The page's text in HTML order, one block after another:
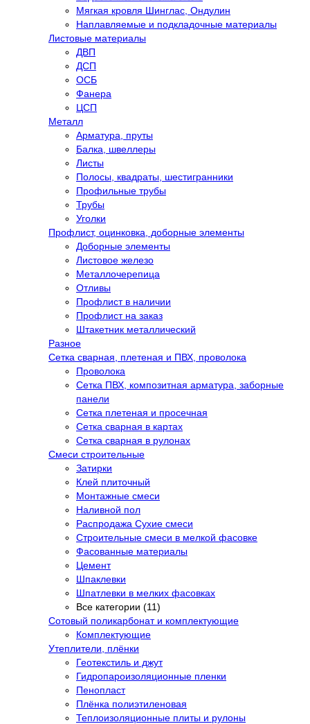
Мягкая кровля Шинглас, Ондулин
Наплавляемые и подкладочные материалы
Листовые материалы
ДВП
ДСП
ОСБ
Фанера
ЦСП
Металл
Арматура, пруты
Балка, швеллеры
Листы
Полосы, квадраты, шестигранники
Профильные трубы
Трубы
Уголки
Профлист, оцинковка, доборные элементы
Доборные элементы
Листовое железо
Металлочерепица
Отливы
Профлист в наличии
Профлист на заказ
Штакетник металлический
Разное
Сетка сварная, плетеная и ПВХ, проволока
Проволока
Сетка ПВХ, композитная арматура, заборные
панели
Сетка плетеная и просечная
Сетка сварная в картах
Сетка сварная в рулонах
Смеси строительные
Затирки
Клей плиточный
Монтажные смеси
Наливной пол
Распродажа Сухие смеси
Строительные смеси в мелкой фасовке
Фасованные материалы
Цемент
Шпаклевки
Шпатлевки в мелких фасовках
Все категории (11)
Сотовый поликарбонат и комплектующие
Комплектующие
Утеплители, плёнки
Геотекстиль и джут
Гидропароизоляционные пленки
Пенопласт
Плёнка полиэтиленовая
Теплоизоляционные плиты и рулоны